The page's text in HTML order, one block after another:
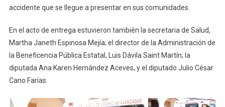
accidente que se llegue a presentar en sus comunidades.
En el acto de entrega estuvieron también la secretaria de Salud,
Martha Janeth Espinosa Mejía; el director de la Administración de
la Beneficencia Pública Estatal, Luis Dávila Saint Martín; la
diputada Ana Karen Hernández Aceves, y el diputado Julio César
Cano Farías.